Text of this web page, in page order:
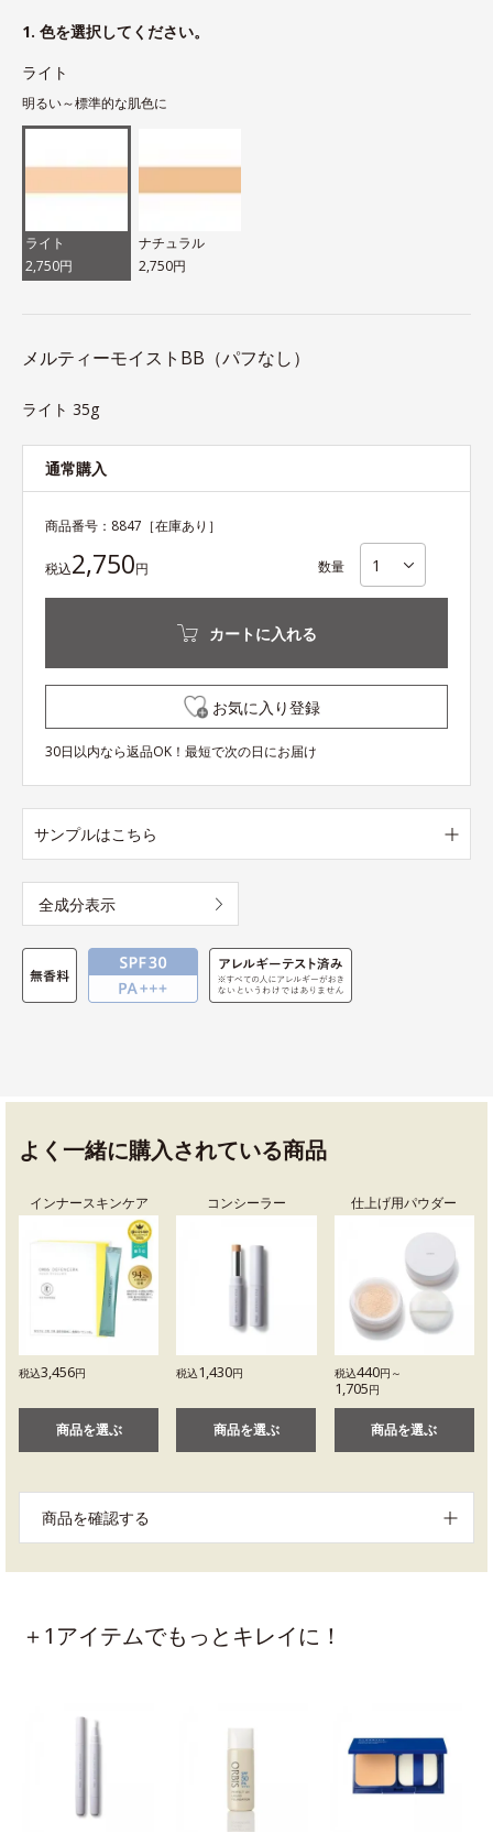
1. 色を選択してください。
ライト
明るい～標準的な肌色に
ライト
2,750円
ナチュラル
2,750円
メルティーモイストBB（パフなし）
ライト 35g
通常購入
商品番号： 8847 ［在庫あり］
税込2,750円 数量
カートに入れる
お気に入り登録
30日以内なら返品OK！最短で次の日にお届け
サンプルはこちら
全成分表示
よく一緒に購入されている商品
インナースキンケア
税込3,456円
商品を選ぶ
コンシーラー
税込1,430円
商品を選ぶ
仕上げ用パウダー
税込440円～
1,705円
商品を選ぶ
商品を確認する
＋1アイテムでもっとキレイに！